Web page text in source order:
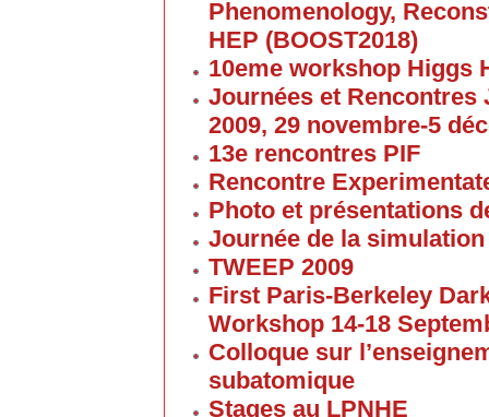
Phenomenology,
HEP (BOOST2018)
10eme workshop Higgs
Journées et Rencontres
2009, 29 novembre-5
13e rencontres PIF
Rencontre
Photo et présentations
Journée de la simulation
TWEEP 2009
First Paris-Berkeley
Workshop 14-18
Colloque sur
subatomique
Stages au LPNHE